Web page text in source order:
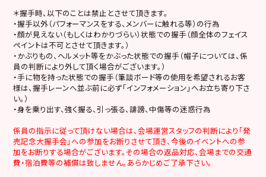
＊握手時、以下のことは禁止とさせて頂きます。
・握手以外（パフォーマンスをする、メンバーに触れる等）の行為
・顔が見えない（もしくはわかりづらい）状態での握手（顔全体のフェイス
ペイントは不可とさせて頂きます。）
・かぶりもの、ヘルメット等をかぶった状態での握手（帽子については、係
員の判断により外して頂く場合がございます。）
・手に物を持った状態での握手（筆談ボード等の使用を希望されるお客
様は、握手レーンへ並ぶ前に必ず「インフォメーション」へお立ち寄り下さ
い。）
・身を乗り出す、強く握る、引っ張る、誹謗、中傷等の迷惑行為
係員の指示に従って頂けない場合は、会場運営スタッフの判断により「発
売記念大握手会」への参加をお断りさせて頂き、今後のイベントへの参
加をお断りする場合がございます。その場合の返品対応、会場までの交通
費・宿泊費等の補償は致しません。あらかじめご了承下さい。